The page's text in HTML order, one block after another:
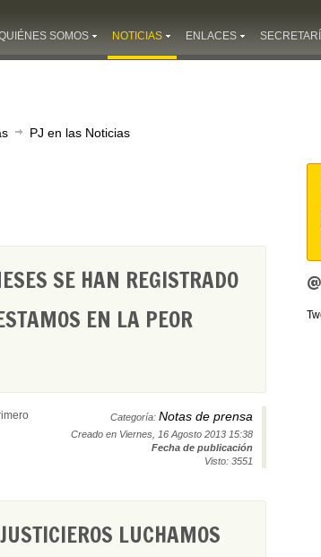
SOMOS NOTICIAS ENLACES
PJ en las Noticias
SE HAN REGISTRADO
EN LA PEOR
Categoría: Notas de prensa
Creado en Viernes, 16 Agosto 2013 15:38
Fecha de publicación
Visto: 3551
LUCHAMOS